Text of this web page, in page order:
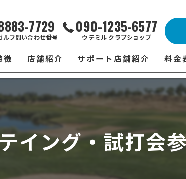
7729
ルフ問い合わせ番号
090-1235-6577
ウテミル クラブショップ
徴 店舗紹介
ウテミル 藤沢店
ウテミル 浦安駅前店
市原インドアゴルフ
サポート店舗紹介
シミュレーションゴルフ Caddy
スズヨンゴルフクラブ(SUZU4-
料金
藤沢
市原
イング・試打会